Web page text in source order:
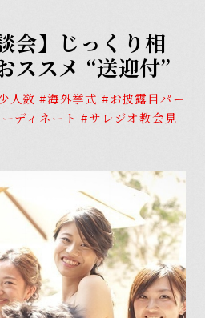
グ
会社概要
会】じっくり相
ススメ “送迎付”
人数 #海外挙式 #お披露目パー
ディネート #サレジオ教会見